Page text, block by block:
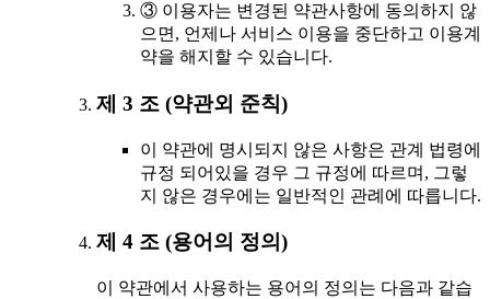
③ 이용자는 변경된 약관사항에 동의하지 않
으면, 언제나 서비스 이용을 중단하고 이용계
약을 해지할 수 있습니다.
제 3 조 (약관외 준칙)
이 약관에 명시되지 않은 사항은 관계 법령에
규정 되어있을 경우 그 규정에 따르며, 그렇
지 않은 경우에는 일반적인 관례에 따릅니다.
제 4 조 (용어의 정의)
이 약관에서 사용하는 용어의 정의는 다음과 같습